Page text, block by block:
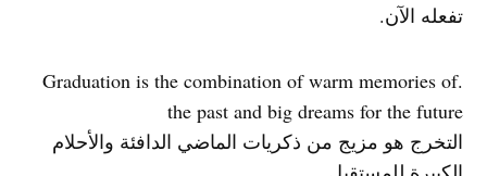
تفعله الآن.
.Graduation is the combination of warm memories of
the past and big dreams for the future
التخرج هو مزيج من ذكريات الماضي الدافئة والأحلام